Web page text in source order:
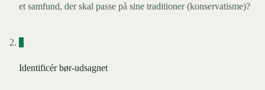
et samfund, der skal passe på sine traditioner (konservatisme)?
2
Identificér bør-udsagnet